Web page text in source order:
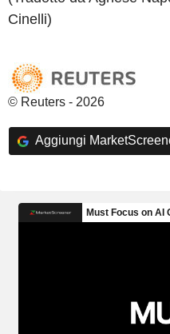
Cinelli)
© Reuters - 2026
Aggiungi